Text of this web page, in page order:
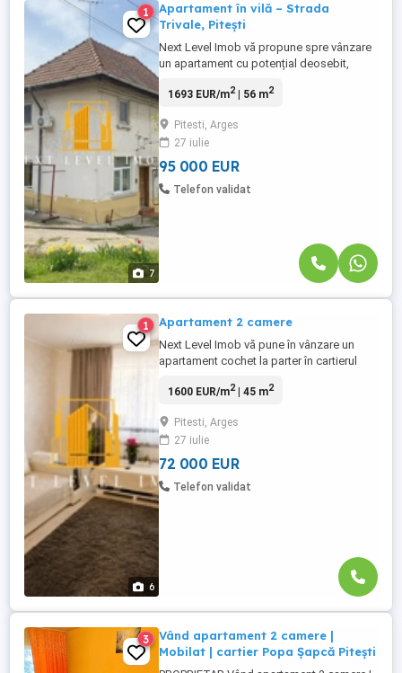
7
1
Apartament în vilă – Strada
Trivale, Pitești
Next Level Imob vă propune spre vânzare
un apartament cu potențial deosebit,
marginea Pădurii Trivale. Locație: Str.
oraș Tip: Apartament situat la parterul unei
vile. Curte proprie: 93 mp – perfectă
pentru relaxare, ...
1693 EUR/m2| 56 m2
Pitesti, Arges
27 iulie
95 000 EUR
Telefon validat
6
1 Apartament 2 camere
Next Level Imob vă pune în vânzare un
apartament cochet la parter în cartierul
liniștită, apartamentul este complet
caută confort și calitate. Dotări și finisaje:
Mobilier de calitate superioară Parchet
triplu stratificat Plăci ...
1600 EUR/m2| 45 m2
Pitesti, Arges
27 iulie
72 000 EUR
Telefon validat
3
Vând apartament 2 camere |
Mobilat | cartier Popa Șapcă Pitești